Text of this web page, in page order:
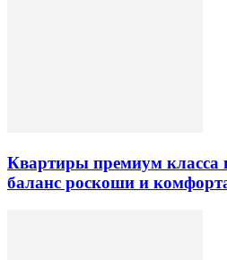
Квартиры премиум класса
баланс роскоши и